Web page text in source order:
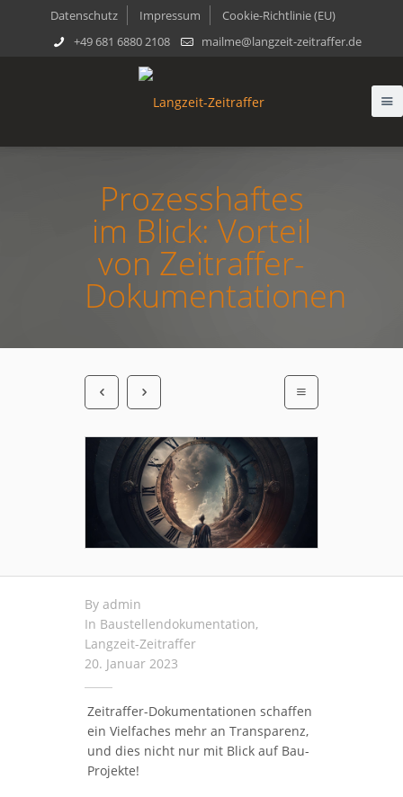
Datenschutz Impressum
Cookie-Richtlinie (EU)
+49 681 6880 2108
mailme@langzeit-zeitraffer.de
Prozesshaftes
im Blick: Vorteil
von Zeitraffer-
Dokumentationen
By admin
In Baustellendokumentation,
Langzeit-Zeitraffer
20. Januar 2023
Zeitraffer-Dokumentationen schaffen
ein Vielfaches mehr an Transparenz,
und dies nicht nur mit Blick auf Bau-
Projekte!